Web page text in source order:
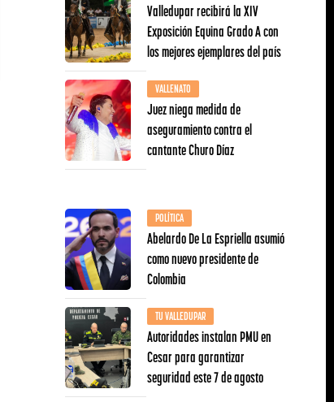
Valledupar recibirá la XIV
Exposición Equina Grado A con
los mejores ejemplares del país
VALLENATO
Juez niega medida de
aseguramiento contra el
cantante Churo Díaz
POLÍTICA
Abelardo De La Espriella asumió
como nuevo presidente de
Colombia
TU VALLEDUPAR
Autoridades instalan PMU en
Cesar para garantizar
seguridad este 7 de agosto